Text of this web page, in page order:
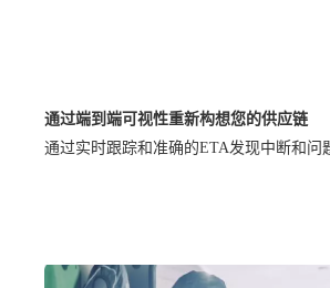
通过端到端可视性重新构想您的供应链
通过实时跟踪和准确的ETA发现中断和问